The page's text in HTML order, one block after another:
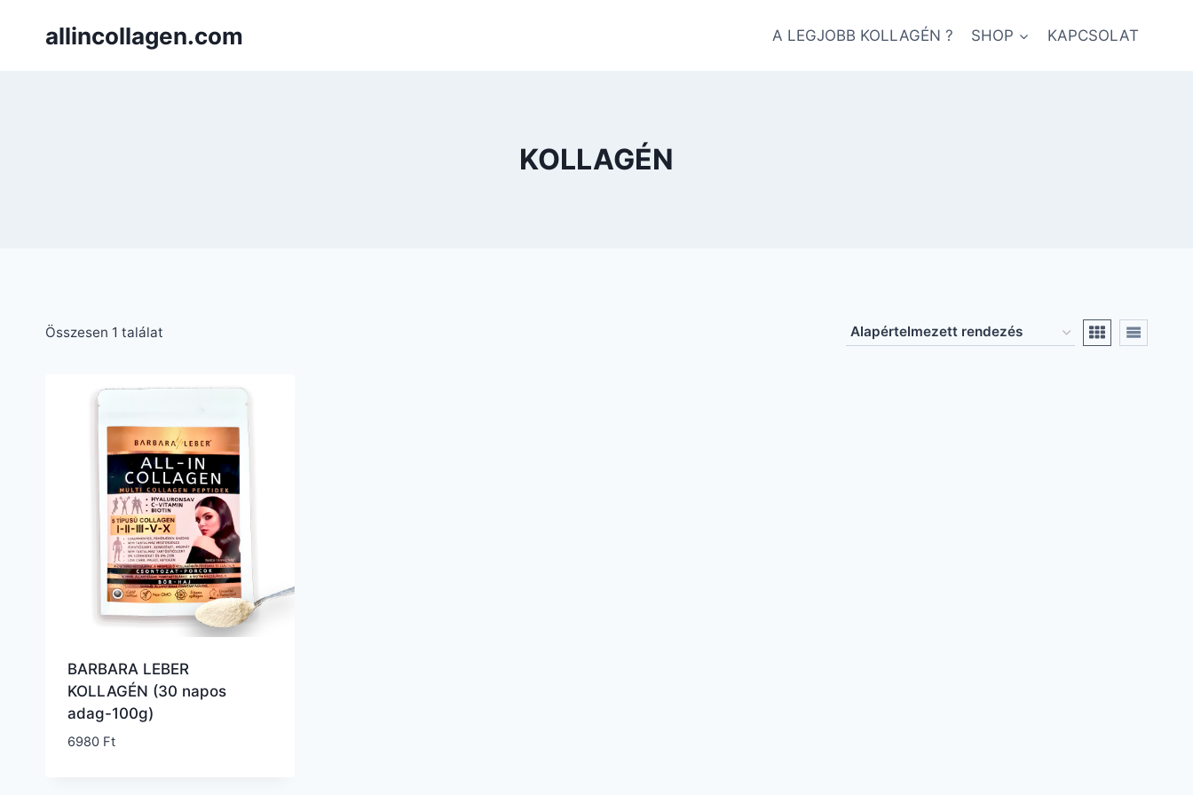
allincollagen.com A LEGJOBB KOLLAGÉN ? SHOP KAPCSOLAT
KOLLAGÉN
Összesen 1 találat
BARBARA LEBER
KOLLAGÉN (30 napos
adag-100g)
6980 Ft